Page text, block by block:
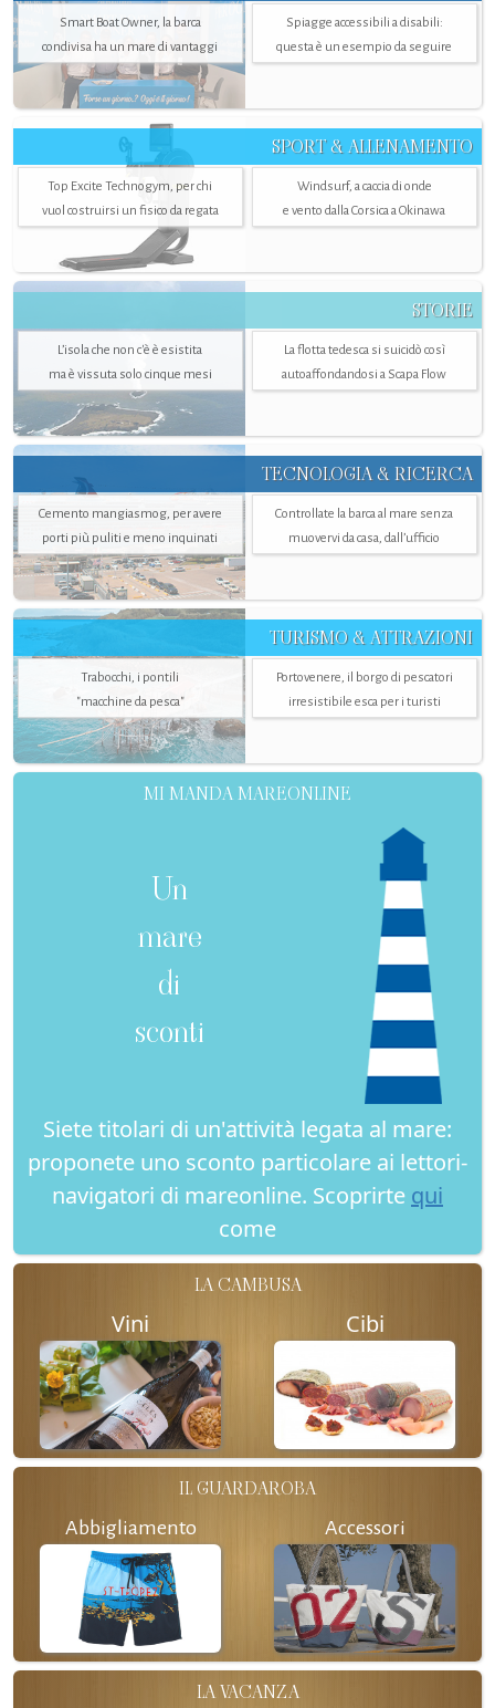
Smart Boat Owner, la barca
condivisa ha un mare di vantaggi
Spiagge accessibili a disabili:
questa è un esempio da seguire
SPORT & ALLENAMENTO
Top Excite Technogym, per chi
vuol costruirsi un fisico da regata
Windsurf, a caccia di onde
e vento dalla Corsica a Okinawa
STORIE
L’isola che non c'è è esistita
ma è vissuta solo cinque mesi
La flotta tedesca si suicidò così
autoaffondandosi a Scapa Flow
TECNOLOGIA & RICERCA
Cemento mangiasmog, per avere
porti più puliti e meno inquinati
Controllate la barca al mare senza
muovervi da casa, dall’ufficio
TURISMO & ATTRAZIONI
Trabocchi, i pontili
"macchine da pesca"
Portovenere, il borgo di pescatori
irresistibile esca per i turisti
MI MANDA MAREONLINE
Un
mare
di
sconti
Siete titolari di un'attività legata al mare:
proponete uno sconto particolare ai lettori-
navigatori di mareonline. Scoprirte qui
come
LA CAMBUSA
Vini Cibi
IL GUARDAROBA
Abbigliamento Accessori
LA VACANZA